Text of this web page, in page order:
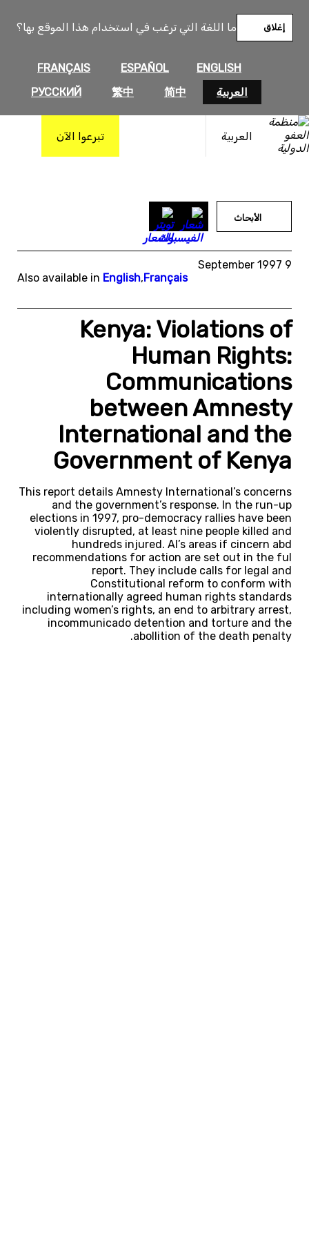
ما اللغة التي ترغب في استخدام هذا الموقع بها؟
ENGLISH
ESPAÑOL
FRANÇAIS
العربية
简中
繁中
РУССКИЙ
إغلاق
العربية تبرعوا الآن
المحتوى
الأبحاث
9 September 1997
Also available in English,Français
Kenya: Violations of
Human Rights:
Communications
between Amnesty
International and the
Government of Kenya
This report details Amnesty International’s concerns
and the government’s response. In the run-up
elections in 1997, pro-democracy rallies have been
violently disrupted, at least nine people killed and
hundreds injured. AI’s areas if cincern abd
recommendations for action are set out in the ful
report. They include calls for legal and
Constitutional reform to conform with
internationally agreed human rights standards
including women’s rights, an end to arbitrary arrest,
incommunicado detention and torture and the
abollition of the death penalty.